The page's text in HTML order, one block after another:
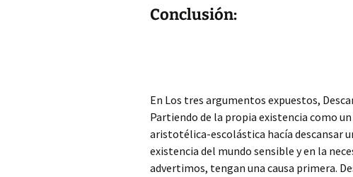
Conclusión:
En Los tres argumentos expuestos,
Partiendo de la propia existencia como
aristotélica-escolástica hacía descansar
existencia del mundo sensible y en la
advertimos, tengan una causa primera.